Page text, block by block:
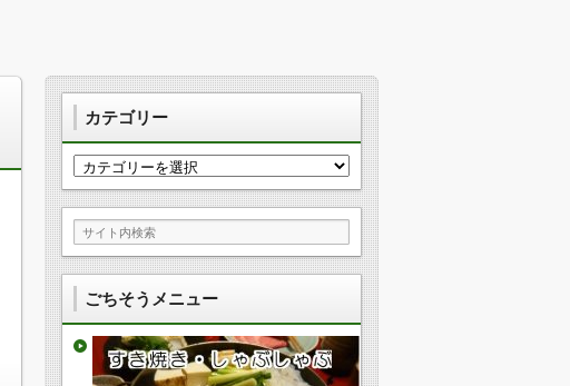
カテゴリー
カ
テ
ゴ
リ
ー
ごちそうメニュー